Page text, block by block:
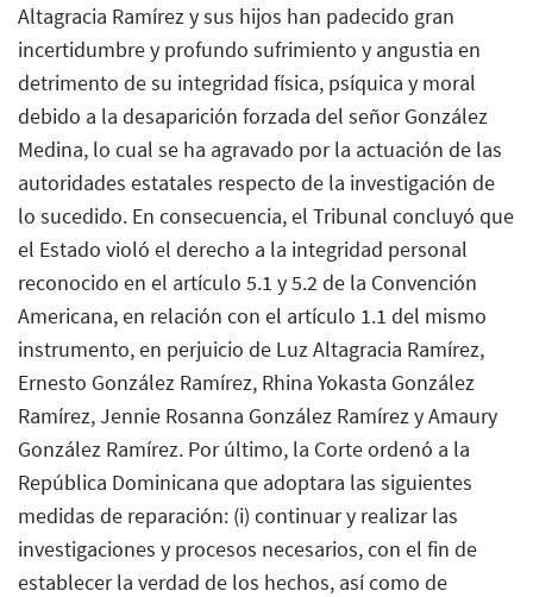
Altagracia Ramírez y sus hijos han padecido gran
incertidumbre y profundo sufrimiento y angustia en
detrimento de su integridad física, psíquica y moral
debido a la desaparición forzada del señor González
Medina, lo cual se ha agravado por la actuación de las
autoridades estatales respecto de la investigación de
lo sucedido. En consecuencia, el Tribunal concluyó que
el Estado violó el derecho a la integridad personal
reconocido en el artículo 5.1 y 5.2 de la Convención
Americana, en relación con el artículo 1.1 del mismo
instrumento, en perjuicio de Luz Altagracia Ramírez,
Ernesto González Ramírez, Rhina Yokasta González
Ramírez, Jennie Rosanna González Ramírez y Amaury
González Ramírez. Por último, la Corte ordenó a la
República Dominicana que adoptara las siguientes
medidas de reparación: (i) continuar y realizar las
investigaciones y procesos necesarios, con el fin de
establecer la verdad de los hechos, así como de